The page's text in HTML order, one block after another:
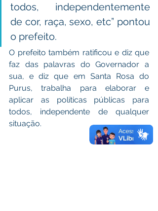
todos, independentemente
de cor, raça, sexo, etc” pontou
o prefeito.
O prefeito também ratificou e diz que
faz das palavras do Governador a
sua, e diz que em Santa Rosa do
Purus, trabalha para elaborar e
aplicar as políticas públicas para
todos, independente de qualquer
situação.